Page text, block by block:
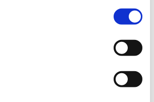
om deze kaart